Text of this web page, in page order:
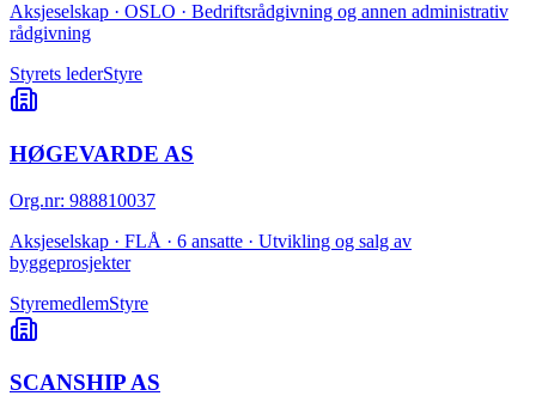
Aksjeselskap · OSLO · Bedriftsrådgivning og annen administrativ
rådgivning
Styrets lederStyre
HØGEVARDE AS
Org.nr: 988810037
Aksjeselskap · FLÅ · 6 ansatte · Utvikling og salg av
byggeprosjekter
StyremedlemStyre
SCANSHIP AS